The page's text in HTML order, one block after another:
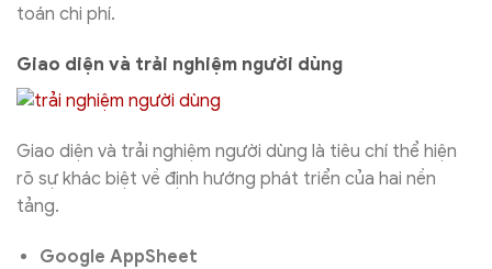
toán chi phí.
Giao diện và trải nghiệm người dùng
Giao diện và trải nghiệm người dùng là tiêu chí thể hiện
rõ sự khác biệt về định hướng phát triển của hai nền
tảng.
Google AppSheet